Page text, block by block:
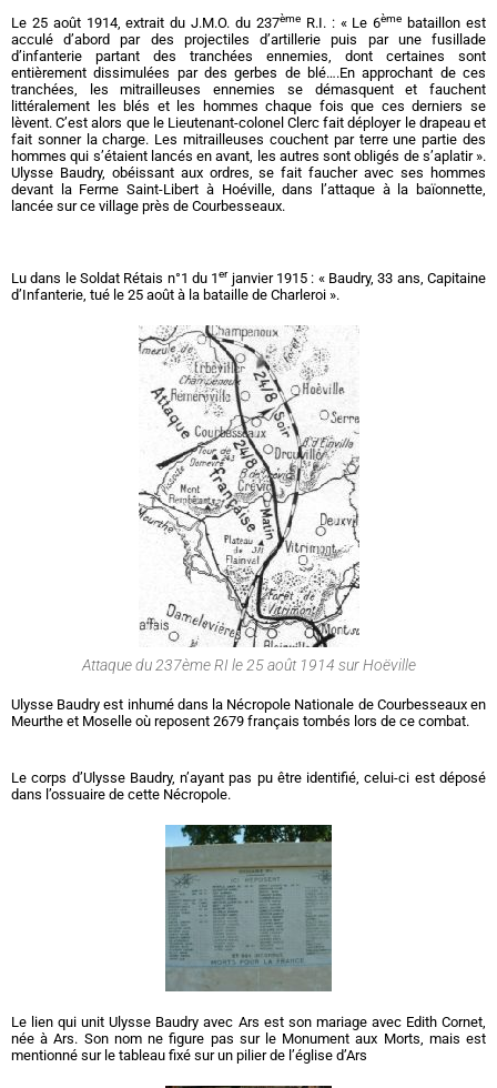
Le 25 août 1914, extrait du J.M.O. du 237èmeR.I. : « Le 6ème
bataillon est
acculé d’abord par des projectiles d’artillerie puis par une fusillade
d’infanterie partant des tranchées ennemies, dont certaines sont
entièrement dissimulées par des gerbes de blé….En approchant de ces
tranchées, les mitrailleuses ennemies se démasquent et fauchent
littéralement les blés et les hommes chaque fois que ces derniers se
lèvent. C’est alors que le Lieutenant-colonel Clerc fait déployer le drapeau et
fait sonner la charge. Les mitrailleuses couchent par terre une partie des
hommes qui s’étaient lancés en avant, les autres sont obligés de s’aplatir ».
Ulysse Baudry, obéissant aux ordres, se fait faucher avec ses hommes
devant la Ferme Saint-Libert à Hoéville, dans l’attaque à la baïonnette,
lancée sur ce village près de Courbesseaux.
Lu dans le Soldat Rétais n°1 du 1erjanvier 1915 : « Baudry, 33 ans, Capitaine
d’Infanterie, tué le 25 août à la bataille de Charleroi ».
Attaque du 237ème RI le 25 août 1914 sur Hoëville
Ulysse Baudry est inhumé dans la Nécropole Nationale de Courbesseaux en
Meurthe et Moselle où reposent 2679 français tombés lors de ce combat.
Le corps d’Ulysse Baudry, n’ayant pas pu être identifié, celui-ci est déposé
dans l’ossuaire de cette Nécropole.
Le lien qui unit Ulysse Baudry avec Ars est son mariage avec Edith Cornet,
née à Ars. Son nom ne figure pas sur le Monument aux Morts, mais est
mentionné sur le tableau fixé sur un pilier de l’église d’Ars